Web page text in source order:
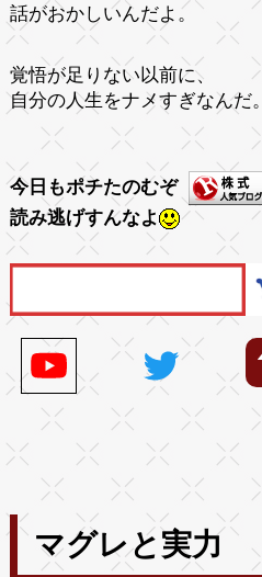
話がおかしいんだよ。
覚悟が足りない以前に、
自分の人生をナメすぎなんだ。
今日もポチたのむぞ
読み逃げすんなよ
マグレと実力